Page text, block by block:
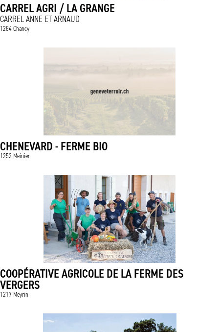
CARREL AGRI / LA GRANGE
CARREL ANNE ET ARNAUD
1284 Chancy
CHENEVARD - FERME BIO
1252 Meinier
COOPÉRATIVE AGRICOLE DE LA FERME DES
VERGERS
1217 Meyrin